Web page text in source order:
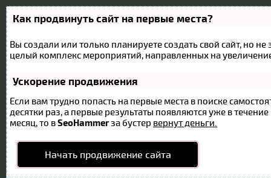
Как продвинуть сайт на первые места?
Вы создали или только планируете создать свой сайт, но
целый комплекс мероприятий, направленных на
Ускорение продвижения
Если вам трудно попасть на первые места в поиске
десятки раз, а первые результаты появляются уже в
месяц, то вSeoHammerза бустер вернут деньги.
Начать продвижение сайта